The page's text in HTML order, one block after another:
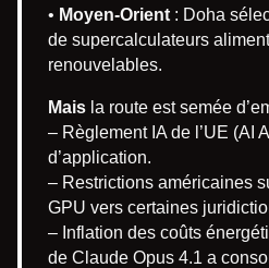
• Moyen-Orient : Doha
de supercalculateurs
renouvelables.
Mais la route est semée
– Règlement IA de l’UE (AI
d’application.
– Restrictions américaines
GPU vers certaines
– Inflation des coûts
de Claude Opus 4.1 a